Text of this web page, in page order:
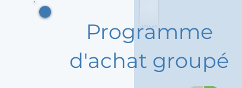
Programme
d'achat groupé